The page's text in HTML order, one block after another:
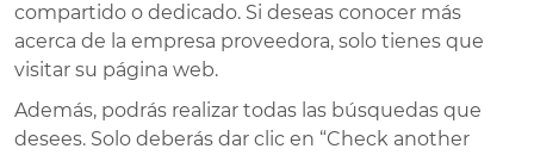
compartido o dedicado. Si deseas conocer más
acerca de la empresa proveedora, solo tienes que
visitar su página web.
Además, podrás realizar todas las búsquedas que
desees. Solo deberás dar clic en “Check another